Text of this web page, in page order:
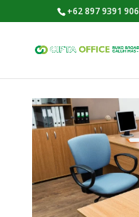
+62 897 9391 906